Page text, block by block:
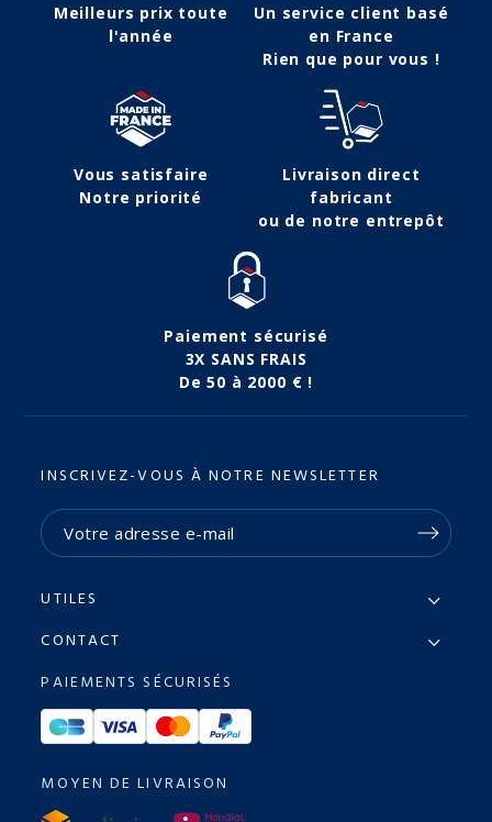
Meilleurs prix toute
l'année
Un service client basé
en France
Rien que pour vous !
Vous satisfaire
Notre priorité
Livraison direct
fabricant
ou de notre entrepôt
Paiement sécurisé
3X SANS FRAIS
De 50 à 2000 € !
INSCRIVEZ-VOUS À NOTRE NEWSLETTER
UTILES
CONTACT
PAIEMENTS SÉCURISÉS
MOYEN DE LIVRAISON